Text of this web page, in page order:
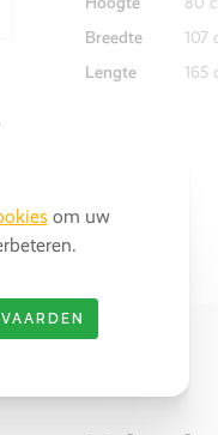
Breedte
107
Lengte
165
om uw